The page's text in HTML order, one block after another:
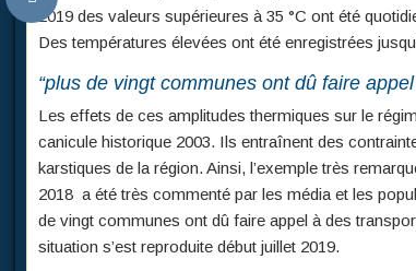
2019 des valeurs supérieures à 35 °C ont été
Des températures élevées ont été enregistrées
“plus de vingt communes ont dû faire
Les effets de ces amplitudes thermiques sur le
canicule historique 2003. Ils entraînent des
karstiques de la région. Ainsi, l’exemple très
2018 a été très commenté par les média et les
de vingt communes ont dû faire appel à des
situation s’est reproduite début juillet 2019.